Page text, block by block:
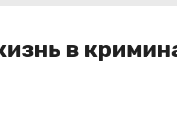
в